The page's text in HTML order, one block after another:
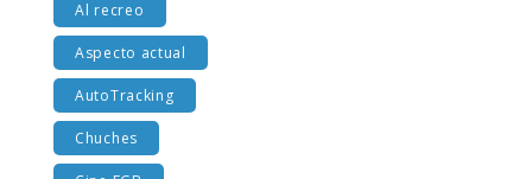
Al recreo
Aspecto actual
AutoTracking
Chuches